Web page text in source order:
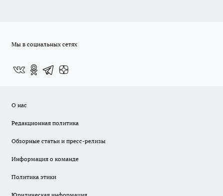
Мы в социальных сетях
О нас
Редакционная политика
Обзорные статьи и пресс-релизы
Информация о команде
Политика этики